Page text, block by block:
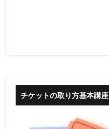
チケットの取り方基本講座